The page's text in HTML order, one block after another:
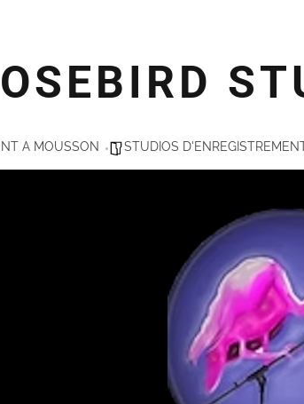
A MOUSSON STUDIOS